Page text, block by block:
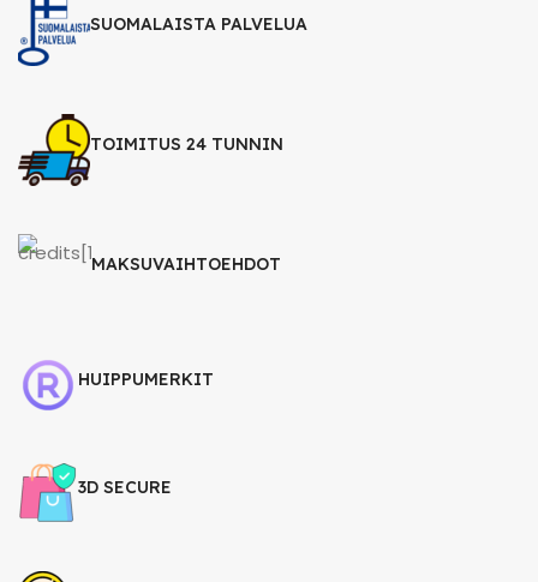
SUOMALAISTA PALVELUA
TOIMITUS 24 TUNNIN
MAKSUVAIHTOEHDOT
HUIPPUMERKIT
3D SECURE